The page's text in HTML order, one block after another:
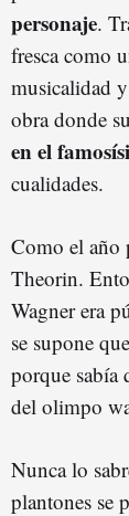
personaje.
fresca como
musicalidad
obra donde
en el
cualidades.
Como el año
Theorin.
Wagner era
se supone
porque sabía
del olimpo
Nunca lo
plantones se